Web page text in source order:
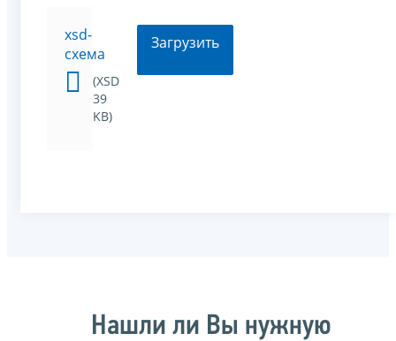
xsd-
схема
(XSD
39
KB)
Загрузить
Нашли ли Вы нужную